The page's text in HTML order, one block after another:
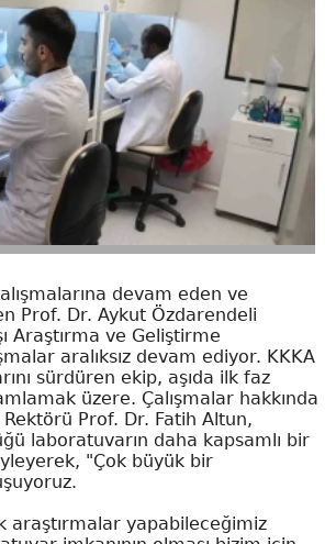
devam eden ve
Prof. Dr. Aykut Özdarendeli
Araştırma ve Geliştirme
aralıksız devam ediyor. KKKA
sürdüren ekip, aşıda ilk faz
üzere. Çalışmalar hakkında
Prof. Dr. Fatih Altun,
laboratuvarın daha kapsamlı bir
"Çok büyük bir
araştırmalar yapabileceğimiz